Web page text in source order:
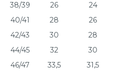
38/39
26 24
40/41
28 26
42/43
30 28
44/45
32 30
46/47
33,5 31,5